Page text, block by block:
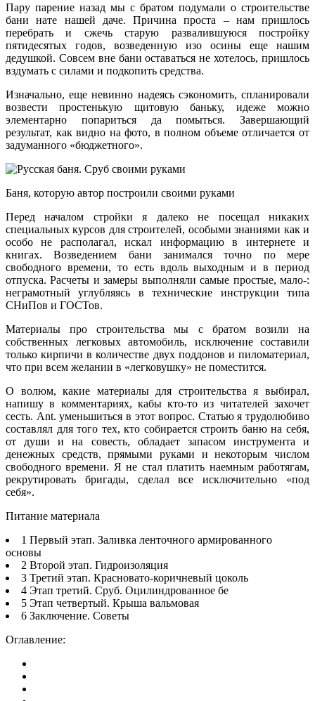
Пару парение назад мы с братом подумали о строительстве
бани нате нашей даче. Причина проста – нам пришлось
перебрать и сжечь старую развалившуюся постройку
пятидесятых годов, возведенную изо осины еще нашим
дедушкой. Совсем вне бани оставаться не хотелось, пришлось
вздумать с силами и подкопить средства.
Изначально, еще невинно надеясь сэкономить, спланировали
возвести простенькую щитовую баньку, идеже можно
элементарно попариться да помыться. Завершающий
результат, как видно на фото, в полном объеме отличается от
задуманного «бюджетного».
Баня, которую автор построили своими руками
Перед началом стройки я далеко не посещал никаких
специальных курсов для строителей, особыми знаниями как и
особо не располагал, искал информацию в интернете и
книгах. Возведением бани занимался точно по мере
свободного времени, то есть вдоль выходным и в период
отпуска. Расчеты и замеры выполняли самые простые, мало-:
неграмотный углубляясь в технические инструкции типа
СНиПов и ГОСТов.
Материалы про строительства мы с братом возили на
собственных легковых автомобиль, исключение составили
только кирпичи в количестве двух поддонов и пиломатериал,
что при всем желании в «легковушку» не поместится.
О волюм, какие материалы для строительства я выбирал,
напишу в комментариях, кабы кто-то из читателей захочет
сесть. Ant. уменьшиться в этот вопрос. Статью я трудолюбиво
составлял для того тех, кто собирается строить баню на себя,
от души и на совесть, обладает запасом инструмента и
денежных средств, прямыми руками и некоторым числом
свободного времени. Я не стал платить наемным работягам,
рекрутировать бригады, сделал все исключительно «под
себя».
Питание материала
1 Первый этап. Заливка ленточного армированного
основы
2 Второй этап. Гидроизоляция
3 Третий этап. Красновато-коричневый цоколь
4 Этап третий. Сруб. Оцилиндрованное бе
5 Этап четвертый. Крыша вальмовая
6 Заключение. Советы
Оглавление: